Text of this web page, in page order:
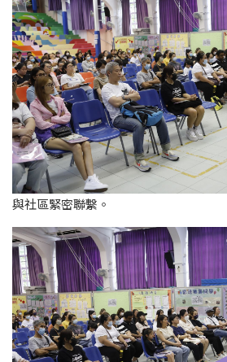
與社區緊密聯繫。